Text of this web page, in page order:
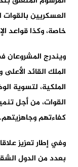
العسكريين بالقوات
خاصة، وكذا قواعد
ويندرج المشروعان
الملك القائد
الملكية، لتسوية
القوات، من أجل
كفاءتهم وجاهزيتهم.
وفي إطار تعزيز
بعدد من الدول